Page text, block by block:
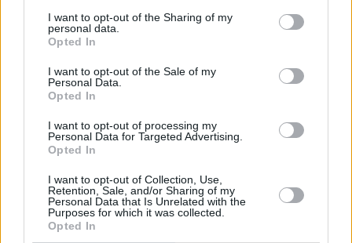
de su consentimiento, pero usted tiene el derecho de
rechazar tal procesamiento. Sus preferencias se aplicarán
cualquier momento entrando de nuevo en este sitio web o
visitando nuestra política de privacidad.
I want to opt-out of the Sharing of my
personal data.
Opted In
I want to opt-out of the Sale of my
Personal Data.
Opted In
I want to opt-out of processing my
Personal Data for Targeted Advertising.
Opted In
I want to opt-out of Collection, Use,
Retention, Sale, and/or Sharing of my
Personal Data that Is Unrelated with the
Purposes for which it was collected.
Opted In